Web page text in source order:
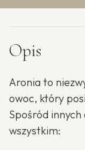
Opis
Aronia to
owoc, który
Spośród
wszystkim: